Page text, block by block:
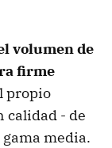
volumen de
firme
propio
calidad - de
media.